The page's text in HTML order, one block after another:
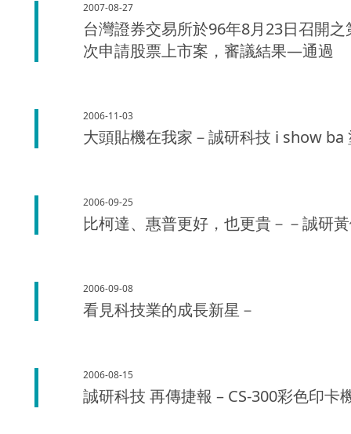
2007-08-27
台灣證券交易所於96年8月23日召開
次申請股票上市案，審議結果—通過
2006-11-03
大頭貼機在我家－誠研科技 i show ba
2006-09-25
比柯達、惠普更好，也更貴－－誠研
2006-09-08
看見科技業的成長新星－
2006-08-15
誠研科技 再傳捷報 – CS-300彩色印卡